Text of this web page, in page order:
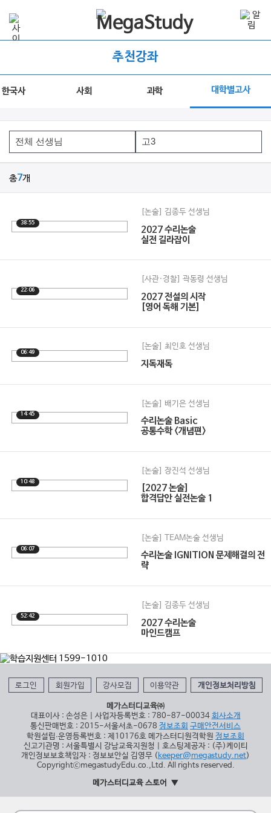
추천강좌
한국사 사회 과학 대학별고사
총7개
38:55
[논술] 김종두 선생님
2027 수리논술
실전 길라잡이
22:06
[사관·경찰] 곽동령 선생님
2027 전설의 시작
[영어 독해 기본]
06:49
[논술] 최인호 선생님
지독재독
14:45
[논술] 배기은 선생님
수리논술 Basic
공통수학 <개념편>
10:48
[논술] 장진석 선생님
[2027 논술]
합격답안 실전논술 1
06:07
[논술] TEAM논술 선생님
수리논술 IGNITION 문제해결의 전
략
52:42
[논술] 김종두 선생님
2027 수리논술
마인드캠프
로그인 회원가입 강사모집 이용약관 개인정보처리방침
메가스터디교육㈜
대표이사 : 손성은 | 사업자등록번호 : 780-87-00034 회사소개
통신판매번호 : 2015-서울서초-0678 정보조회 구매안전서비스
학원설립∙운영등록번호 : 제10176호 메가스터디원격학원 정보조회
신고기관명 : 서울특별시 강남교육지원청 | 호스팅제공자 : (주)케이티
개인정보보호책임자 : 정보보안실 김영무 ( keeper@megastudy.net)
CopyrightⓒmegastudyEdu.co.,Ltd. All rights reserved.
메가스터디교육 스토어